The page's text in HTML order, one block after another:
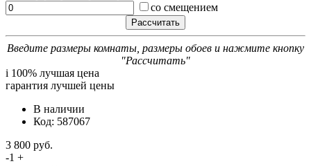
со смещением
Введите размеры комнаты, размеры обоев и нажмите кнопку
"Рассчитать"
i 100% лучшая цена
гарантия лучшей цены
В наличии
Код: 587067
3 800 руб.
-1 +